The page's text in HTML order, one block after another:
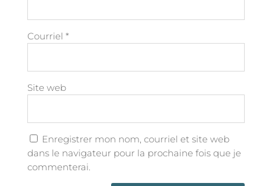
Courriel *
Site web
Enregistrer mon nom, courriel et site web
dans le navigateur pour la prochaine fois que je
commenterai.